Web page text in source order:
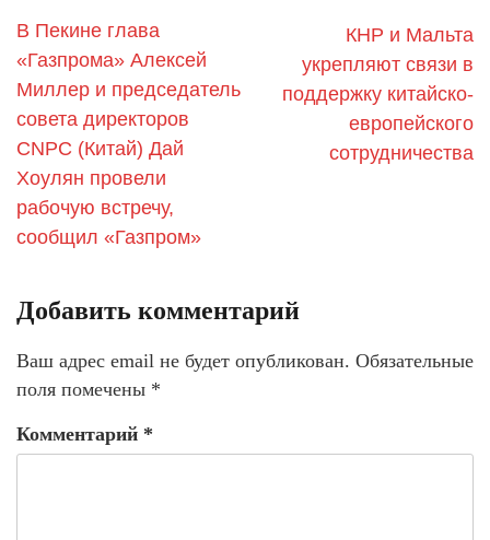
В Пекине глава
«Газпрома» Алексей
Миллер и председатель
совета директоров
CNPC (Китай) Дай
Хоулян провели
рабочую встречу,
сообщил «Газпром»
КНР и Мальта
укрепляют связи в
поддержку китайско-
европейского
сотрудничества
Добавить комментарий
Ваш адрес email не будет опубликован. Обязательные
поля помечены *
Комментарий *